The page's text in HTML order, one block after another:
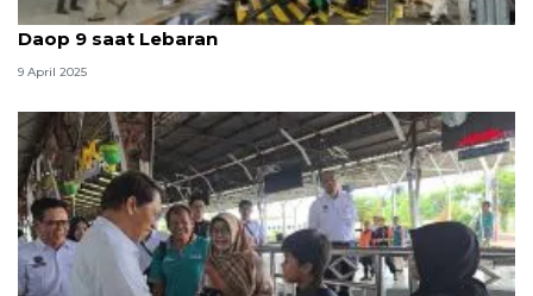
Sebanyak 409.664 penumpang gunakan kereta di
Daop 9 saat Lebaran
9 April 2025